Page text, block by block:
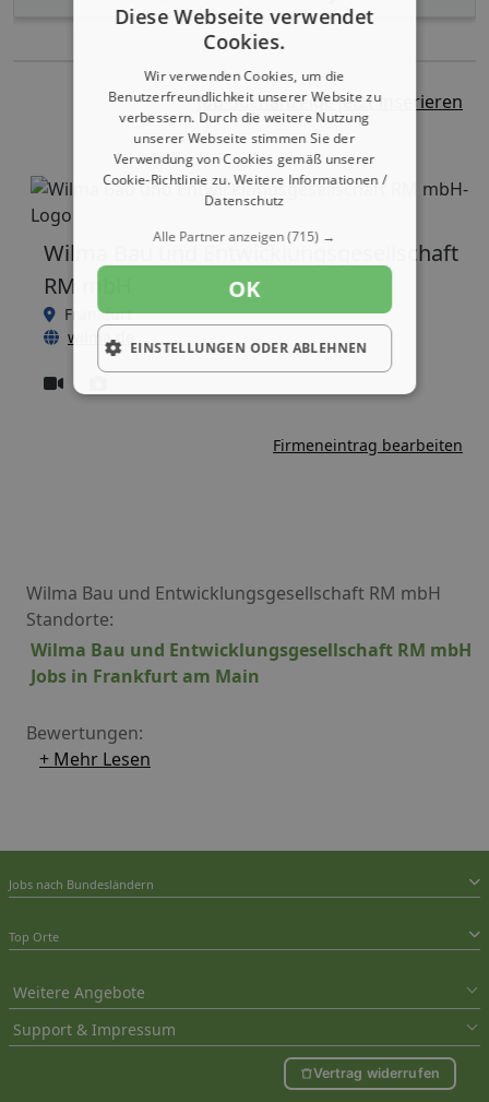
Job-Suchanzeige jetzt inserieren
Wilma Bau und Entwicklungsgesellschaft
RM mbH
Frankfurt
wilma.de
Firmeneintrag bearbeiten
Wilma Bau und Entwicklungsgesellschaft RM mbH
Standorte:
Wilma Bau und Entwicklungsgesellschaft RM mbH
Jobs in Frankfurt am Main
Bewertungen:
+ Mehr Lesen
Jobs nach Bundesländern
Top Orte
Weitere Angebote
Support & Impressum
Vertrag widerrufen
Diese Webseite verwendet
Cookies.
Wir verwenden Cookies, um die
Benutzerfreundlichkeit unserer Website zu
verbessern. Durch die weitere Nutzung
unserer Webseite stimmen Sie der
Verwendung von Cookies gemäß unserer
Cookie-Richtlinie zu.Weitere Informationen /
Datenschutz
Alle Partner anzeigen(715) →
OK
EINSTELLUNGEN ODER ABLEHNEN